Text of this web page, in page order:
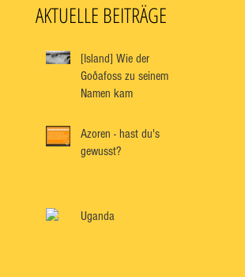
AKTUELLE BEITRÄGE
[Island] Wie der
Goðafoss zu seinem
Namen kam
Azoren - hast du's
gewusst?
Uganda